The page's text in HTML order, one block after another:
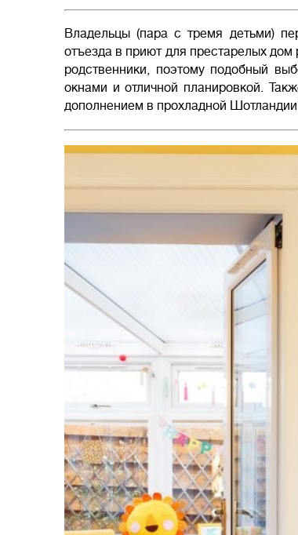
Владельцы (пара с тремя детьми)
отъезда в приют для престарелых
родственники, поэтому подобный
окнами и отличной планировкой.
дополнением в прохладной